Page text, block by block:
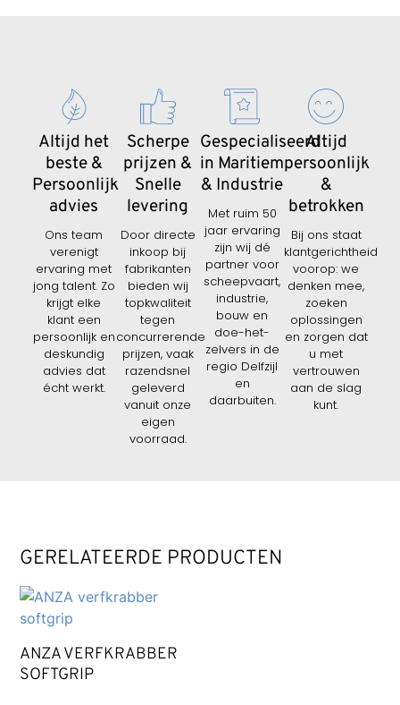
Altijd het
beste &
Persoonlijk
advies
Ons team
verenigt
ervaring met
jong talent. Zo
krijgt elke
klant een
persoonlijk en
deskundig
advies dat
écht werkt.
Scherpe
prijzen &
Snelle
levering
Door directe
inkoop bij
fabrikanten
bieden wij
topkwaliteit
tegen
concurrerende
prijzen, vaak
razendsnel
geleverd
vanuit onze
eigen
voorraad.
Gespecialiseerd
in Maritiem
& Industrie
Met ruim 50
jaar ervaring
zijn wij dé
partner voor
scheepvaart,
industrie,
bouw en
doe-het-
zelvers in de
regio Delfzijl
en
daarbuiten.
Altijd
persoonlijk
&
betrokken
Bij ons staat
klantgerichtheid
voorop: we
denken mee,
zoeken
oplossingen
en zorgen dat
u met
vertrouwen
aan de slag
kunt.
GERELATEERDE PRODUCTEN
ANZA VERFKRABBER
SOFTGRIP